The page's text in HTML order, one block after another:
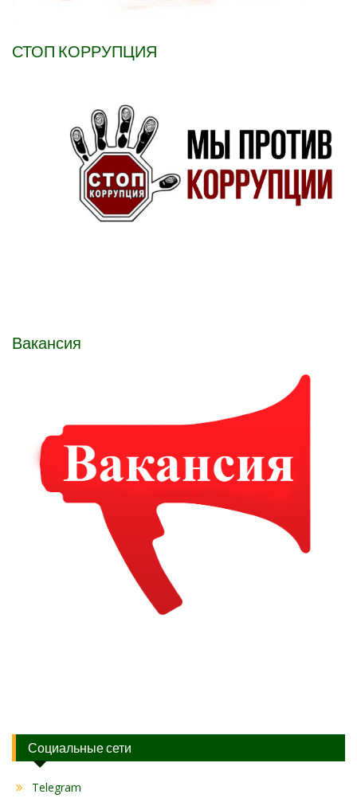
СТОП КОРРУПЦИЯ
Вакансия
Социальные сети
Telegram